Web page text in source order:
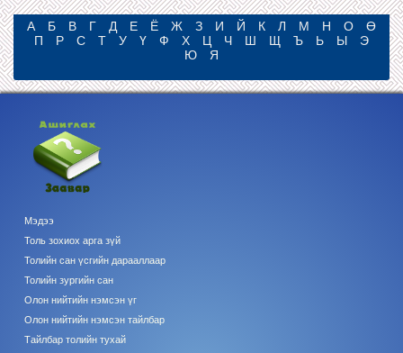
А Б В Г Д Е Ё Ж З И Й К Л М Н О
Ө
П
Р С Т У Ү Ф Х Ц Ч Ш Щ Ъ Ь Ы
Э
Ю
Я
Мэдээ
Толь зохиох арга зүй
Толийн сан үсгийн дарааллаар
Толийн зургийн сан
Олон нийтийн нэмсэн үг
Олон нийтийн нэмсэн тайлбар
Тайлбар толийн тухай